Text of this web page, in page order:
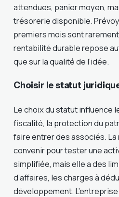
attendues, panier moyen,
trésorerie disponible.
premiers mois sont
rentabilité durable repose
que sur la qualité de l’idée.
Choisir le statut
Le choix du statut influence
fiscalité, la protection du
faire entrer des associés.
convenir pour tester une
simplifiée, mais elle a des
d’affaires, les charges à
développement.